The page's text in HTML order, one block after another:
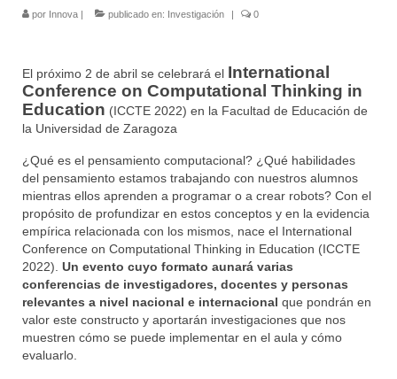
por Innova | publicado en: Investigación | 0
El próximo 2 de abril se celebrará el International
Conference on Computational Thinking in
Education (ICCTE 2022) en la Facultad de Educación de
la Universidad de Zaragoza
¿Qué es el pensamiento computacional? ¿Qué habilidades
del pensamiento estamos trabajando con nuestros alumnos
mientras ellos aprenden a programar o a crear robots? Con el
propósito de profundizar en estos conceptos y en la evidencia
empírica relacionada con los mismos, nace el International
Conference on Computational Thinking in Education (ICCTE
2022). Un evento cuyo formato aunará varias
conferencias de investigadores, docentes y personas
relevantes a nivel nacional e internacional que pondrán en
valor este constructo y aportarán investigaciones que nos
muestren cómo se puede implementar en el aula y cómo
evaluarlo.